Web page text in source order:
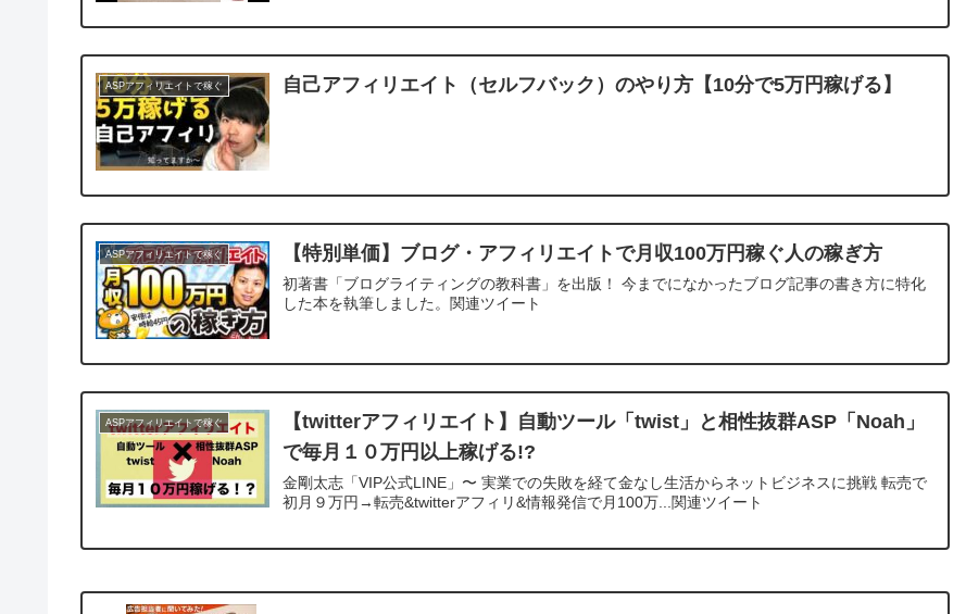
ASPアフィリエイトで稼ぐ 自己アフィリエイト（セルフバック）のやり方【10分で5万円稼げる】
ASPアフィリエイトで稼ぐ 【特別単価】ブログ・アフィリエイトで月収100万円稼ぐ人の稼ぎ方
初著書「ブログライティングの教科書」を出版！ 今までになかったブログ記事の書き方に特化
した本を執筆しました。関連ツイート
ASPアフィリエイトで稼ぐ
【twitterアフィリエイト】自動ツール「twist」と相性抜群ASP「Noah」
で毎月１０万円以上稼げる!?
金剛太志「VIP公式LINE」〜 実業での失敗を経て金なし生活からネットビジネスに挑戦 転売で
初月９万円→転売&twitterアフィリ&情報発信で月100万...関連ツイート